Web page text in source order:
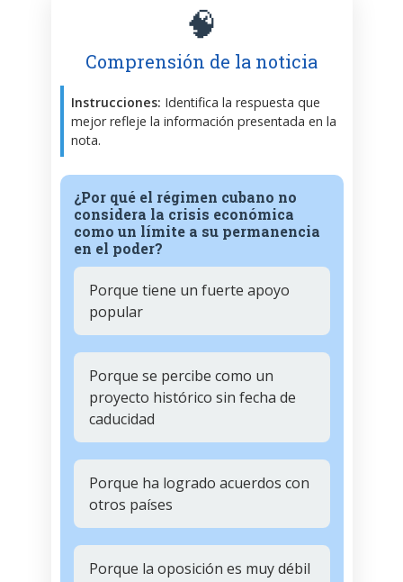
🧠
Comprensión de la noticia
Instrucciones: Identifica la respuesta que
mejor refleje la información presentada en la
nota.
¿Por qué el régimen cubano no
considera la crisis económica
como un límite a su permanencia
en el poder?
Porque tiene un fuerte apoyo
popular
Porque se percibe como un
proyecto histórico sin fecha de
caducidad
Porque ha logrado acuerdos con
otros países
Porque la oposición es muy débil